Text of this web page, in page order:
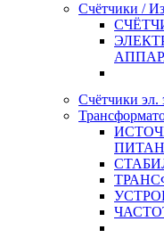
Счётчики /
Счётчики эл.